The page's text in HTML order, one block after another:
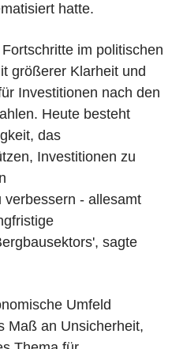
hatte.
im politischen
größerer Klarheit und
Investitionen nach den
Heute besteht
das
Investitionen zu
verbessern - allesamt
sagte
Umfeld
Maß an Unsicherheit,